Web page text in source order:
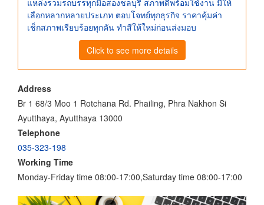
แหล่งรวมรถบรรทุกมือสองชลบุรี สภาพดีพร้อมใช้งาน มีให้
เลือกหลากหลายประเภท ตอบโจทย์ทุกธุรกิจ ราคาคุ้มค่า
เช็กสภาพเรียบร้อยทุกคัน ทำสีให้ใหม่ก่อนส่งมอบ
Click to see more details
Address
Br 1 68/3 Moo 1 Rotchana Rd. Phailing, Phra Nakhon Si
Ayutthaya, Ayutthaya 13000
Telephone
035-323-198
Working Time
Monday-Friday time 08:00-17:00,Saturday time 08:00-17:00